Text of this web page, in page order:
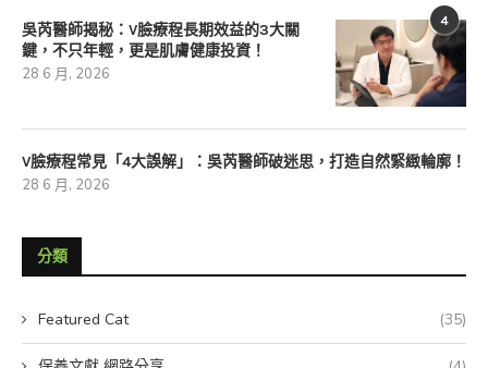
4
吳芮醫師揭秘：V臉療程長期效益的3大關
鍵，不只年輕，更是肌膚健康投資！
28 6 月, 2026
V臉療程常見「4大誤解」：吳芮醫師破迷思，打造自然緊緻輪廓！
28 6 月, 2026
分類
Featured Cat (35)